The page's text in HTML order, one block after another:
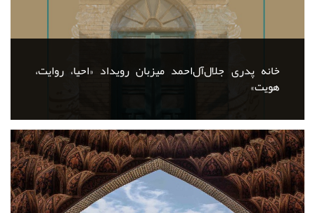
خانه پدری جلال‌آل‌احمد میزبان رویداد «احیا، روایت،
هویت»